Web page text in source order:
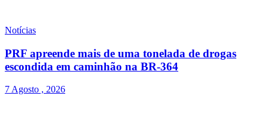
Notícias
PRF apreende mais de uma tonelada de drogas
escondida em caminhão na BR-364
7 Agosto , 2026